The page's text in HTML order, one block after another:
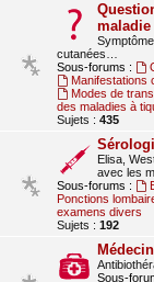
cutanées…
Sous-forums :
Manifestations
Modes de
des maladies à
Sujets : 435
Elisa,
avec les
Sous-forums :
Ponctions
examens divers
Sujets : 192
Sous-